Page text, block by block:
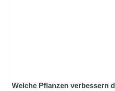
Welche Pflanzen verbessern